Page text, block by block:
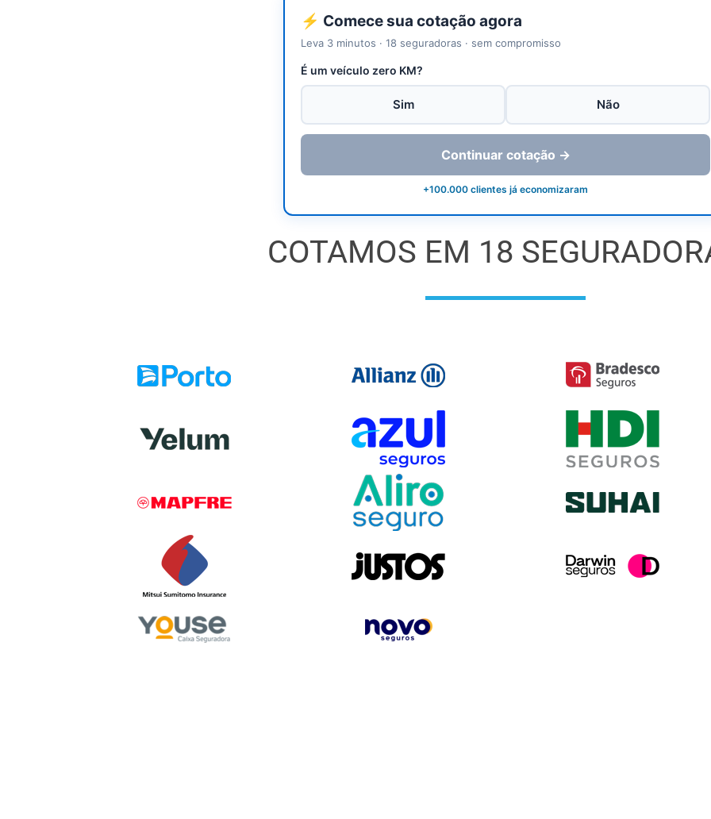
⚡ Comece sua cotação agora
Leva 3 minutos · 18 seguradoras · sem compromisso
É um veículo zero KM?
Sim Não
Continuar cotação →
+100.000 clientes já economizaram
COTAMOS EM 18